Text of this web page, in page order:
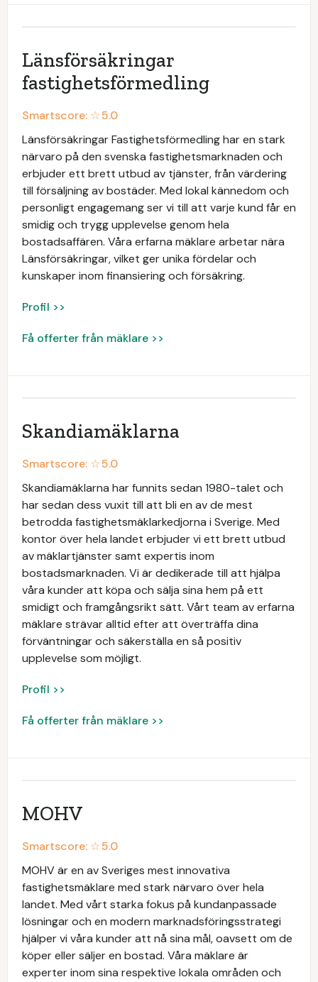
Länsförsäkringar
fastighetsförmedling
Smartscore: ☆5.0
Länsförsäkringar Fastighetsförmedling har en stark
närvaro på den svenska fastighetsmarknaden och
erbjuder ett brett utbud av tjänster, från värdering
till försäljning av bostäder. Med lokal kännedom och
personligt engagemang ser vi till att varje kund får en
smidig och trygg upplevelse genom hela
bostadsaffären. Våra erfarna mäklare arbetar nära
Länsförsäkringar, vilket ger unika fördelar och
kunskaper inom finansiering och försäkring.
Profil >>
Få offerter från mäklare >>
Skandiamäklarna
Smartscore: ☆5.0
Skandiamäklarna har funnits sedan 1980-talet och
har sedan dess vuxit till att bli en av de mest
betrodda fastighetsmäklarkedjorna i Sverige. Med
kontor över hela landet erbjuder vi ett brett utbud
av mäklartjänster samt expertis inom
bostadsmarknaden. Vi är dedikerade till att hjälpa
våra kunder att köpa och sälja sina hem på ett
smidigt och framgångsrikt sätt. Vårt team av erfarna
mäklare strävar alltid efter att överträffa dina
förväntningar och säkerställa en så positiv
upplevelse som möjligt.
Profil >>
Få offerter från mäklare >>
MOHV
Smartscore: ☆5.0
MOHV är en av Sveriges mest innovativa
fastighetsmäklare med stark närvaro över hela
landet. Med vårt starka fokus på kundanpassade
lösningar och en modern marknadsföringsstrategi
hjälper vi våra kunder att nå sina mål, oavsett om de
köper eller säljer en bostad. Våra mäklare är
experter inom sina respektive lokala områden och